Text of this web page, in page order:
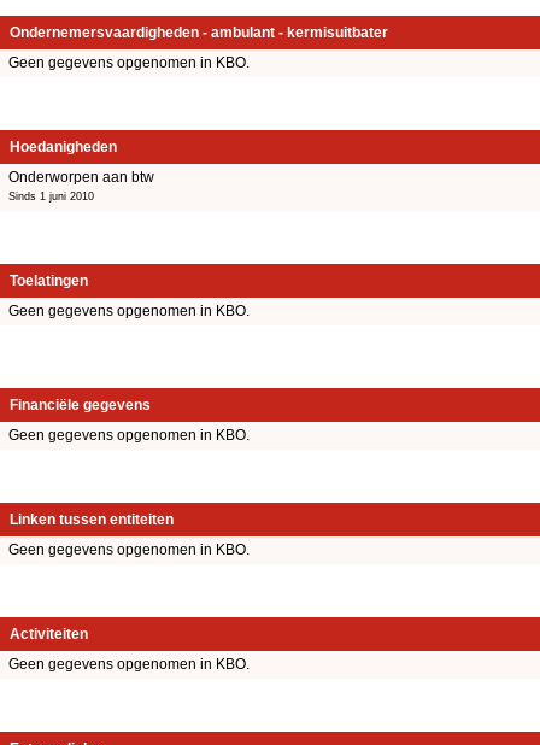
Ondernemersvaardigheden - ambulant - kermisuitbater
Geen gegevens opgenomen in KBO.
Hoedanigheden
Onderworpen aan btw
Sinds 1 juni 2010
Toelatingen
Geen gegevens opgenomen in KBO.
Financiële gegevens
Geen gegevens opgenomen in KBO.
Linken tussen entiteiten
Geen gegevens opgenomen in KBO.
Activiteiten
Geen gegevens opgenomen in KBO.